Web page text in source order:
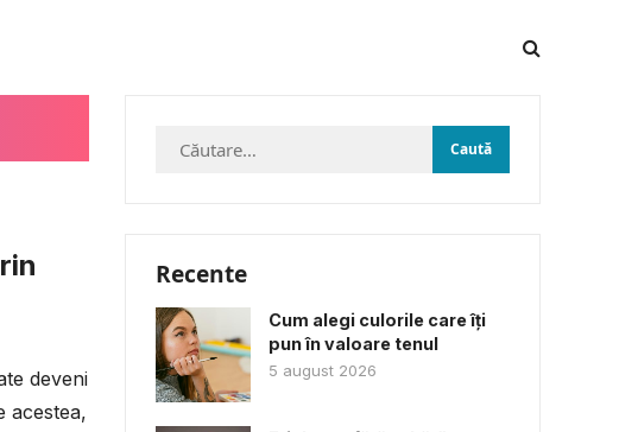
deveni
acestea,
Caută
Recente
Cum alegi culorile care îți
pun în valoare tenul
5 august 2026